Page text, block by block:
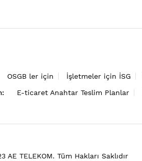
OSGB ler için İşletmeler için İSG
E-ticaret Anahtar Teslim Planlar
AE TELEKOM. Tüm Hakları Saklıdır